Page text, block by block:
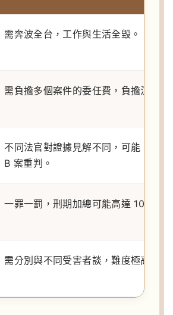
需奔波全台，工作與生活全毀。
需負擔多個案件的委任費，負擔沉重。
不同法官對證據見解不同，可能 A 案
B 案重判。
一罪一罰，刑期加總可能高達 10 年以
需分別與不同受害者談，難度極高。